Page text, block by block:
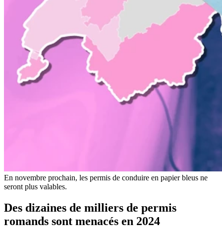
En novembre prochain, les permis de conduire en papier bleus ne
seront plus valables.
Des dizaines de milliers de permis
romands sont menacés en 2024